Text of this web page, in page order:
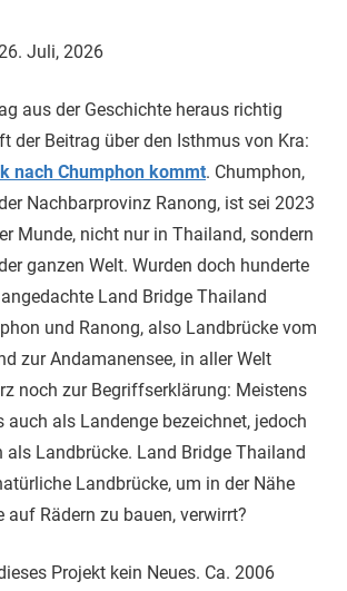
Juli, 2026
aus der Geschichte heraus richtig
der Beitrag über den Isthmus von Kra:
nach Chumphon kommt. Chumphon,
Nachbarprovinz Ranong, ist sei 2023
Munde, nicht nur in Thailand, sondern
ganzen Welt. Wurden doch hunderte
Land Bridge Thailand
und Ranong, also Landbrücke vom
zur Andamanensee, in aller Welt
noch zur Begriffserklärung: Meistens
auch als Landenge bezeichnet, jedoch
als Landbrücke. Land Bridge Thailand
Landbrücke, um in der Nähe
auf Rädern zu bauen, verwirrt?
Projekt kein Neues. Ca. 2006